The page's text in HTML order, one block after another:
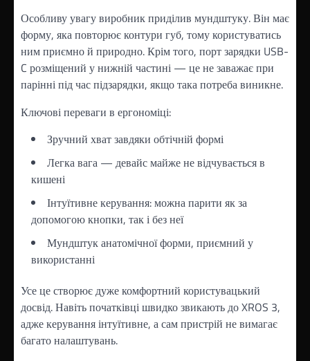
Особливу увагу виробник приділив мундштуку. Він має
форму, яка повторює контури губ, тому користуватись
ним приємно й природно. Крім того, порт зарядки USB-
C розміщений у нижній частині — це не заважає при
парінні під час підзарядки, якщо така потреба виникне.
Ключові переваги в ергономіці:
Зручний хват завдяки обтічній формі
Легка вага — девайс майже не відчувається в
кишені
Інтуїтивне керування: можна парити як за
допомогою кнопки, так і без неї
Мундштук анатомічної форми, приємний у
використанні
Усе це створює дуже комфортний користувацький
досвід. Навіть початківці швидко звикають до XROS 3,
адже керування інтуїтивне, а сам пристрій не вимагає
багато налаштувань.